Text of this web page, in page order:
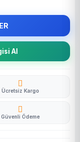
Al
Ücretsiz Kargo
Güvenli Ödeme